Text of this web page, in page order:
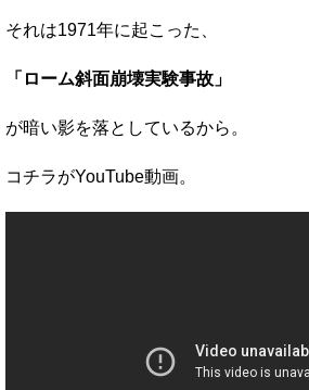
それは1971年に起こった、
「ローム斜面崩壊実験事故」
が暗い影を落としているから。
コチラがYouTube動画。